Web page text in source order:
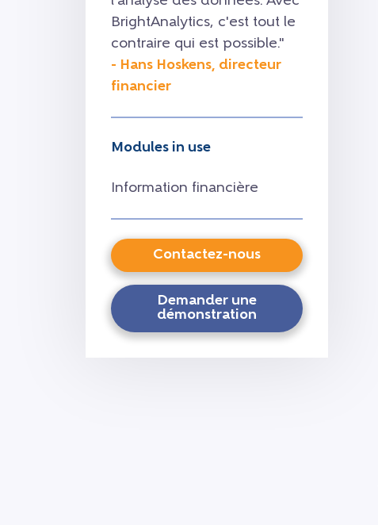
BrightAnalytics, c'est tout le
contraire qui est possible."
- Hans Hoskens, directeur
financier
Modules in use
Information financière
Contactez-nous
Demander une
démonstration